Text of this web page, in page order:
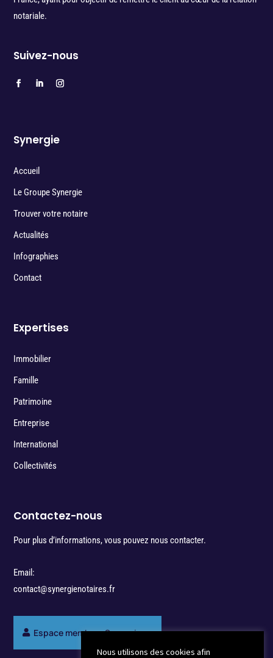
notariale.
Suivez-nous
Synergie
Accueil
Le Groupe Synergie
Trouver votre notaire
Actualités
Infographies
Contact
Expertises
Immobilier
Famille
Patrimoine
Entreprise
International
Collectivités
Contactez-nous
Pour plus d’informations, vous pouvez nous contacter.
Email:
contact@synergienotaires.fr
Espace membres Synergie
Nous utilisons des cookies afin